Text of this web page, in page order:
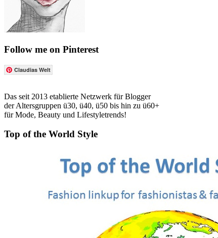
Follow me on Pinterest
Claudias Welt
Das seit 2013 etablierte Netzwerk für Blogger
der Altersgruppen ü30, ü40, ü50 bis hin zu ü60+
für Mode, Beauty und Lifestyletrends!
Top of the World Style